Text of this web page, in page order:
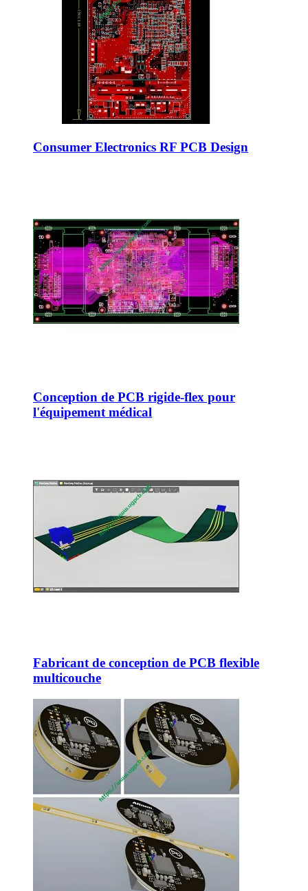
Consumer Electronics RF PCB Design
Conception de PCB rigide-flex pour
l'équipement médical
Fabricant de conception de PCB flexible
multicouche